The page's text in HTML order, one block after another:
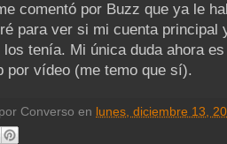
comentó por Buzz que ya le
para ver si mi cuenta principal
los tenía. Mi única duda ahora
por vídeo (me temo que sí).
Converso en lunes, diciembre 13,